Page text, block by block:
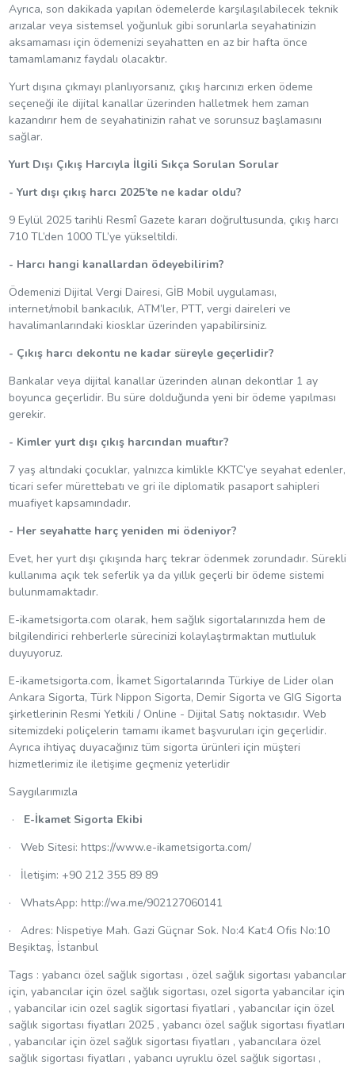
Ayrıca, son dakikada yapılan ödemelerde karşılaşılabilecek teknik
arızalar veya sistemsel yoğunluk gibi sorunlarla seyahatinizin
aksamaması için ödemenizi seyahatten en az bir hafta önce
tamamlamanız faydalı olacaktır.
Yurt dışına çıkmayı planlıyorsanız, çıkış harcınızı erken ödeme
seçeneği ile dijital kanallar üzerinden halletmek hem zaman
kazandırır hem de seyahatinizin rahat ve sorunsuz başlamasını
sağlar.
Yurt Dışı Çıkış Harcıyla İlgili Sıkça Sorulan Sorular
- Yurt dışı çıkış harcı 2025’te ne kadar oldu?
9 Eylül 2025 tarihli Resmî Gazete kararı doğrultusunda, çıkış harcı
710 TL’den 1000 TL’ye yükseltildi.
- Harcı hangi kanallardan ödeyebilirim?
Ödemenizi Dijital Vergi Dairesi, GİB Mobil uygulaması,
internet/mobil bankacılık, ATM’ler, PTT, vergi daireleri ve
havalimanlarındaki kiosklar üzerinden yapabilirsiniz.
- Çıkış harcı dekontu ne kadar süreyle geçerlidir?
Bankalar veya dijital kanallar üzerinden alınan dekontlar 1 ay
boyunca geçerlidir. Bu süre dolduğunda yeni bir ödeme yapılması
gerekir.
- Kimler yurt dışı çıkış harcından muaftır?
7 yaş altındaki çocuklar, yalnızca kimlikle KKTC’ye seyahat edenler,
ticari sefer mürettebatı ve gri ile diplomatik pasaport sahipleri
muafiyet kapsamındadır.
- Her seyahatte harç yeniden mi ödeniyor?
Evet, her yurt dışı çıkışında harç tekrar ödenmek zorundadır. Sürekli
kullanıma açık tek seferlik ya da yıllık geçerli bir ödeme sistemi
bulunmamaktadır.
E-ikametsigorta.com olarak, hem sağlık sigortalarınızda hem de
bilgilendirici rehberlerle sürecinizi kolaylaştırmaktan mutluluk
duyuyoruz.
E-ikametsigorta.com, İkamet Sigortalarında Türkiye de Lider olan
Ankara Sigorta, Türk Nippon Sigorta, Demir Sigorta ve GIG Sigorta
şirketlerinin Resmi Yetkili / Online - Dijital Satış noktasıdır. Web
sitemizdeki poliçelerin tamamı ikamet başvuruları için geçerlidir.
Ayrıca ihtiyaç duyacağınız tüm sigorta ürünleri için müşteri
hizmetlerimiz ile iletişime geçmeniz yeterlidir
Saygılarımızla
·
E-İkamet Sigorta Ekibi
· Web Sitesi: https://www.e-ikametsigorta.com/
· İletişim: +90 212 355 89 89
· WhatsApp: http://wa.me/902127060141
· Adres: Nispetiye Mah. Gazi Güçnar Sok. No:4 Kat:4 Ofis No:10
Beşiktaş, İstanbul
Tags : yabancı özel sağlık sigortası , özel sağlık sigortası yabancılar
için, yabancılar için özel sağlık sigortası, ozel sigorta yabancilar için
, yabancilar icin ozel saglik sigortasi fiyatlari , yabancılar için özel
sağlık sigortası fiyatları 2025 , yabancı özel sağlık sigortası fiyatları
, yabancılar için özel sağlık sigortası fiyatları , yabancılara özel
sağlık sigortası fiyatları , yabancı uyruklu özel sağlık sigortası ,